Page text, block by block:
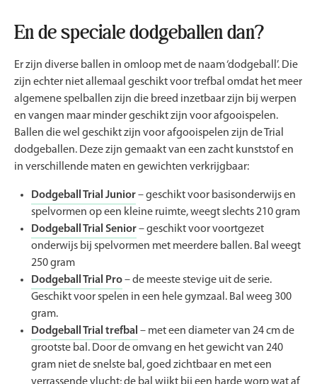
En de speciale dodgeballen dan?
Er zijn diverse ballen in omloop met de naam ‘dodgeball’. Die
zijn echter niet allemaal geschikt voor trefbal omdat het meer
algemene spelballen zijn die breed inzetbaar zijn bij werpen
en vangen maar minder geschikt zijn voor afgooispelen.
Ballen die wel geschikt zijn voor afgooispelen zijn de Trial
dodgeballen. Deze zijn gemaakt van een zacht kunststof en
in verschillende maten en gewichten verkrijgbaar:
Dodgeball Trial Junior– geschikt voor basisonderwijs en
spelvormen op een kleine ruimte, weegt slechts 210 gram
Dodgeball Trial Senior– geschikt voor voortgezet
onderwijs bij spelvormen met meerdere ballen. Bal weegt
250 gram
Dodgeball Trial Pro– de meeste stevige uit de serie.
Geschikt voor spelen in een hele gymzaal. Bal weeg 300
gram.
Dodgeball Trial trefbal – met een diameter van 24 cm de
grootste bal. Door de omvang en het gewicht van 240
gram niet de snelste bal, goed zichtbaar en met een